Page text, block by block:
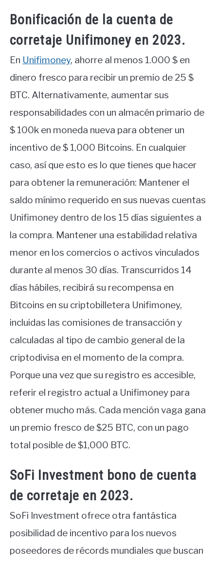
Bonificación de la cuenta de
corretaje Unifimoney en 2023.
En Unifimoney, ahorre al menos 1.000 $ en
dinero fresco para recibir un premio de 25 $
BTC. Alternativamente, aumentar sus
responsabilidades con un almacén primario de
$ 100k en moneda nueva para obtener un
incentivo de $ 1,000 Bitcoins. En cualquier
caso, así que esto es lo que tienes que hacer
para obtener la remuneración: Mantener el
saldo mínimo requerido en sus nuevas cuentas
Unifimoney dentro de los 15 días siguientes a
la compra. Mantener una estabilidad relativa
menor en los comercios o activos vinculados
durante al menos 30 días. Transcurridos 14
días hábiles, recibirá su recompensa en
Bitcoins en su criptobilletera Unifimoney,
incluidas las comisiones de transacción y
calculadas al tipo de cambio general de la
criptodivisa en el momento de la compra.
Porque una vez que su registro es accesible,
referir el registro actual a Unifimoney para
obtener mucho más. Cada mención vaga gana
un premio fresco de $25 BTC, con un pago
total posible de $1,000 BTC.
SoFi Investment bono de cuenta
de corretaje en 2023.
SoFi Investment ofrece otra fantástica
posibilidad de incentivo para los nuevos
poseedores de récords mundiales que buscan